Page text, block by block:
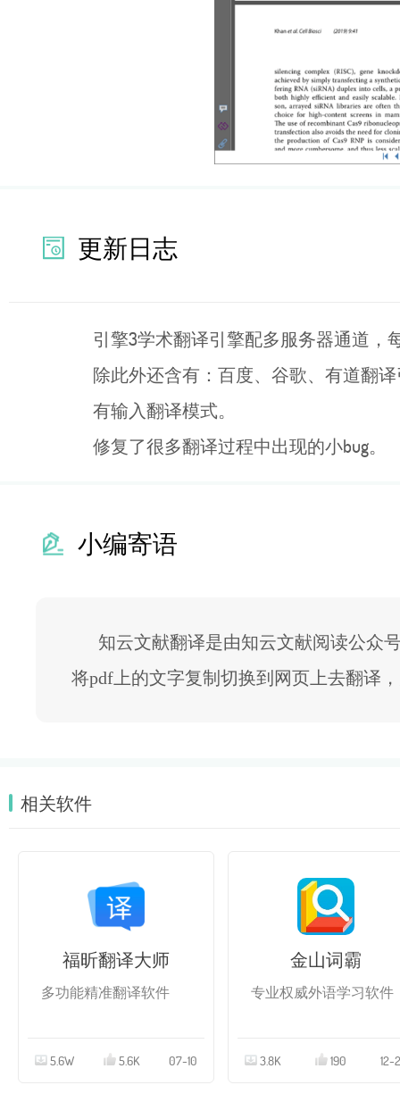
更新日志
引擎3学术翻译引擎配多服务器通道，
除此外还含有：百度、谷歌、有道翻
有输入翻译模式。
修复了很多翻译过程中出现的小bug。
小编寄语
知云文献翻译是由知云文献阅读公众
将pdf上的文字复制切换到网页上去翻译
相关软件
福昕翻译大师
多功能精准翻译软件
5.6W 5.6K 07-10
金山词霸
专业权威外语学习软件
3.8K 190 12-